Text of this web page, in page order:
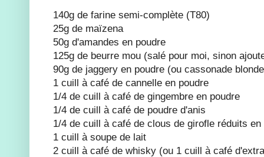
140g de farine semi-complète (T80)
25g de maïzena
50g d'amandes en poudre
125g de beurre mou (salé pour moi, sinon
90g de jaggery en poudre (ou cassonade
1 cuill à café de cannelle en poudre
1/4 de cuill à café de gingembre en poudre
1/4 de cuill à café de poudre d'anis
1/4 de cuill à café de clous de girofle réduits en
1 cuill à soupe de lait
2 cuill à café de whisky (ou 1 cuill à café